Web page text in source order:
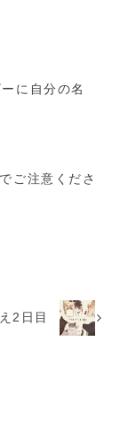
に自分の名
ご注意くださ
2日目